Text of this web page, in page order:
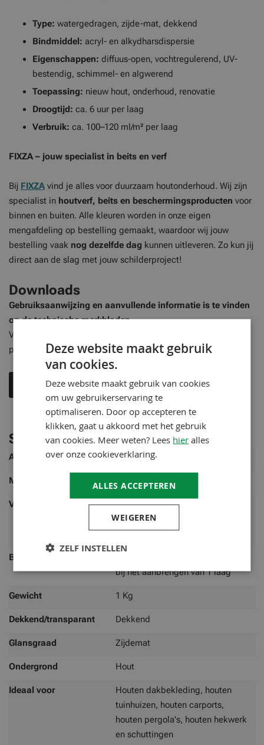
Type: watergedragen, zijde-mat, dekkend
Bindmiddel: acryl- en alkydharsdispersie
Eigenschappen: diffuus-open, vochtregulerend, UV-
bestendig, schimmel- en algwerend
Toepassing: nieuw hout, onderhoud, renovatie
Droogtijd: ca. 6 uur per laag
Verbruik: ca. 100–120 ml/m² per laag
FIXZA – jouw specialist in beits en verf
Bij FIXZA vind je alles voor duurzaam houtonderhoud. Wij zijn
specialist in houtverf, beits en beschermingsproducten voor
binnen en buiten. Alle kleuren worden in onze eigen
mengafdeling op bestelling gemaakt, waardoor wij jouw
bestelling vaak nog dezelfde dag kunnen uitleveren. Zo kun jij
direct aan de slag met jouw schilderproject!
Downloads
Gebruiksaanwijzing en aanvullende informatie is te vinden
op de technische merkbladen
Voor gebruik altijd technisch merkblad raadplegen en een
proef opzetten
Technisch merkblad
Specificaties
Meer
Artikelnummer 53257008
Merk ADLER
Verbruik
100 ml/m² per laag Verbruik
afhankelijk van de ondergrond, zie
toepassingsvoorbeelden.
Bereik
bij het aanbrengen van 1 laag
Gewicht 1 Kg
Dekkend/transparant Dekkend
Glansgraad Zijdemat
Ondergrond Hout
Ideaal voor
Houten dakbekleding, houten
tuinhuizen, houten carports,
houten pergola's, houten hekwerk
en schuttingen
Deze website maakt gebruik
van cookies.
Deze website maakt gebruik van cookies
om uw gebruikerservaring te
optimaliseren. Door op accepteren te
klikken, gaat u akkoord met het gebruik
van cookies. Meer weten? Lees hier alles
over onze cookieverklaring.
ALLES ACCEPTEREN
WEIGEREN
ZELF INSTELLEN